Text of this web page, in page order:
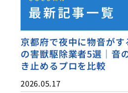
最新記事一覧
京都府で夜中に物音がす
の害獣駆除業者5選｜音
き止めるプロを比較
2026.05.17